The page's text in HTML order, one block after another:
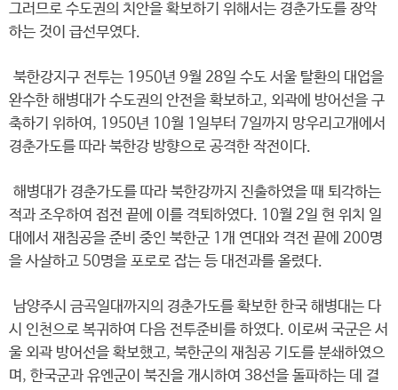
그러므로 수도권의 치안을 확보하기 위해서는 경춘가도를 장악
하는 것이 급선무였다.
북한강지구 전투는 1950년 9월 28일 수도 서울 탈환의 대업을
완수한 해병대가 수도권의 안전을 확보하고, 외곽에 방어선을 구
축하기 위하여, 1950년 10월 1일부터 7일까지 망우리고개에서
경춘가도를 따라 북한강 방향으로 공격한 작전이다.
해병대가 경춘가도를 따라 북한강까지 진출하였을 때 퇴각하는
적과 조우하여 접전 끝에 이를 격퇴하였다. 10월 2일 현 위치 일
대에서 재침공을 준비 중인 북한군 1개 연대와 격전 끝에 200명
을 사살하고 50명을 포로로 잡는 등 대전과를 올렸다.
남양주시 금곡일대까지의 경춘가도를 확보한 한국 해병대는 다
시 인천으로 복귀하여 다음 전투준비를 하였다. 이로써 국군은 서
울 외곽 방어선을 확보했고, 북한군의 재침공 기도를 분쇄하였으
며, 한국군과 유엔군이 북진을 개시하여 38선을 돌파하는 데 결